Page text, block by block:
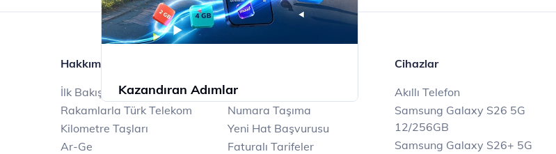
Kazandıran Adımlar
Hakkımızda
İlk Bakışta Türk Telekom
Rakamlarla Türk Telekom
Kilometre Taşları
Ar-Ge
Mobil
Numara Taşıma
Yeni Hat Başvurusu
Faturalı Tarifeler
Cihazlar
Akıllı Telefon
Samsung Galaxy S26 5G
12/256GB
Samsung Galaxy S26+ 5G